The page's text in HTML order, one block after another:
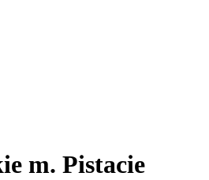
m. Pistacie